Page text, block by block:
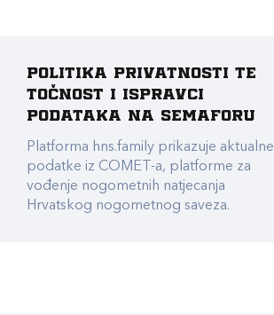
Politika privatnosti te
točnost i ispravci
podataka na Semaforu
Platforma hns.family prikazuje aktualne
podatke iz COMET-a, platforme za
vođenje nogometnih natjecanja
Hrvatskog nogometnog saveza.